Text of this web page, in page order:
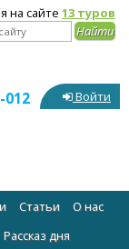
на сайте 13 туров
012 Войти
Статьи
О нас
Рассказ дня